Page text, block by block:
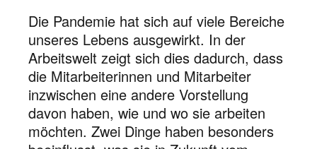
Die Pandemie hat sich auf viele Bereiche
unseres Lebens ausgewirkt. In der
Arbeitswelt zeigt sich dies dadurch, dass
die Mitarbeiterinnen und Mitarbeiter
inzwischen eine andere Vorstellung
davon haben, wie und wo sie arbeiten
möchten. Zwei Dinge haben besonders